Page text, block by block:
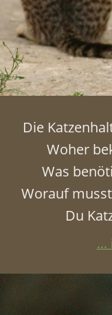
Die
Woher
Was
Worauf
Du
...